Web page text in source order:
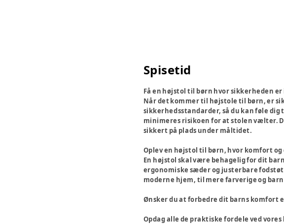
Spisetid
Få en højstol til børn hvor sikkerheden er
Når det kommer til højstole til børn, er
sikkerhedsstandarder, så du kan føle
minimeres risikoen for at stolen vælter.
sikkert på plads under måltidet.
Oplev en højstol til børn, hvor komfort
En højstol skal være behagelig for dit
ergonomiske sæder og justerbare
moderne hjem, til mere farverige og
Ønsker du at forbedre dit barns komfort
Opdag alle de praktiske fordele ved